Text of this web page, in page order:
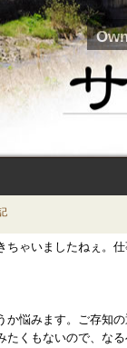
ゃいましたねぇ。
悩みます。ご存知
くもないので、な